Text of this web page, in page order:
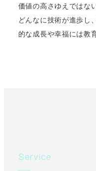
価値の高さゆえではな
どんなに技術が進歩し
的な成長や幸福には教
Service